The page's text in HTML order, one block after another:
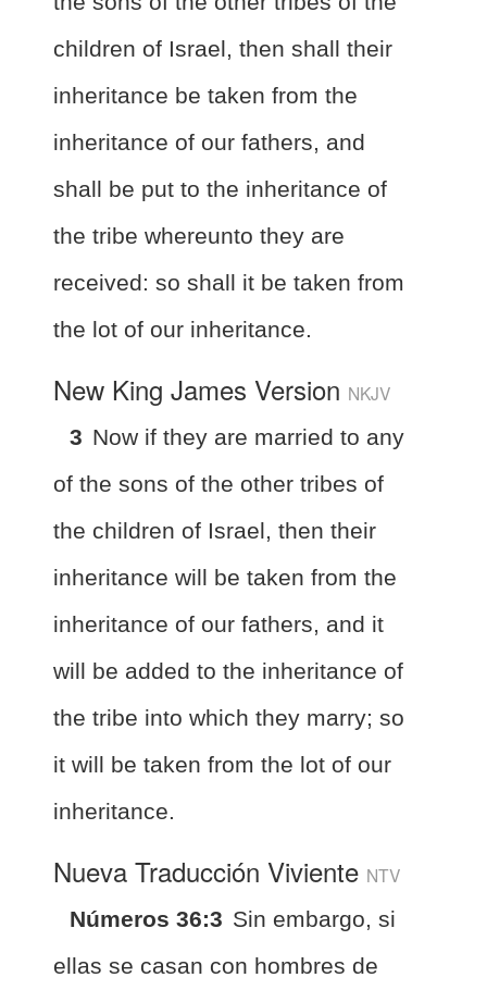
children of Israel, then shall their
inheritance be taken from the
inheritance of our fathers, and
shall be put to the inheritance of
the tribe whereunto they are
received: so shall it be taken from
the lot of our inheritance.
New King James Version NKJV
3 Now if they are married to any
of the sons of the other tribes of
the children of Israel, then their
inheritance will be taken from the
inheritance of our fathers, and it
will be added to the inheritance of
the tribe into which they marry; so
it will be taken from the lot of our
inheritance.
Nueva Traducción Viviente NTV
Números 36:3 Sin embargo, si
ellas se casan con hombres de